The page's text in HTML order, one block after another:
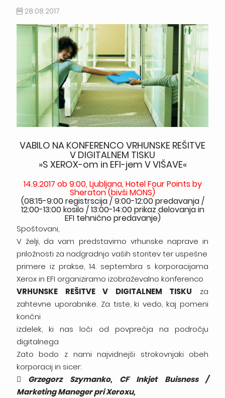
28.08.2017.
VABILO NA KONFERENCO VRHUNSKE REŠITVE
V DIGITALNEM TISKU
»S XEROX-om in EFI-jem V VIŠAVE«
14.9.2017 ob 9:00, Ljubljana, Hotel Four Points by
Sheraton (bivši MONS)
(08:15-9:00 registrscija / 9:00-12:00 predavanja /
12:00-13:00 kosilo / 13:00-14:00 prikaz delovanja in
EFI tehnično predavanje)
Spoštovani,
V želji, da vam predstavimo vrhunske naprave in
priložnosti za nadgradnjo vaših storitev ter uspešne
primere iz prakse, 14. septembra s korporacijama
Xerox in EFI organiziramo izobraževalno konferenco
VRHUNSKE REŠITVE V DIGITALNEM TISKU za
zahtevne uporabnike. Za tiste, ki vedo, kaj pomeni
končni
izdelek, ki nas loči od povprečja na področju
digitalnega
Zato bodo z nami najvidnejši strokovnjaki obeh
korporacij in sicer:
 Grzegorz Szymanko, CF Inkjet Buisness /
Marketing Maneger pri Xeroxu,